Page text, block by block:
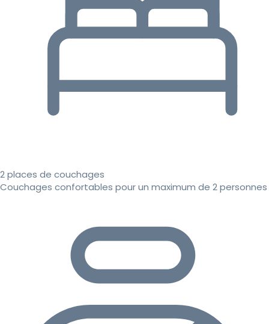
2 places de couchages
Couchages confortables pour un maximum de 2 personnes